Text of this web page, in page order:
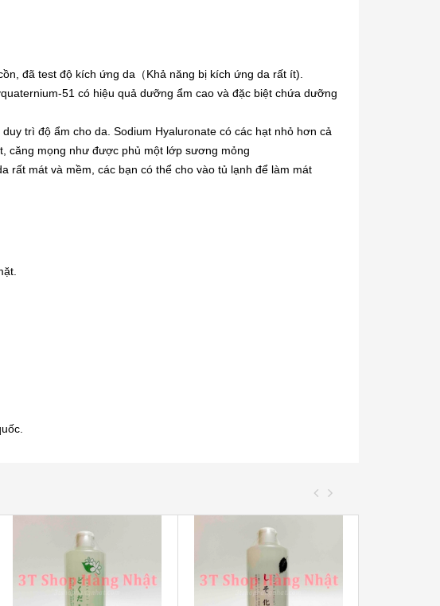
đã test độ kích ứng da（Khả năng bị kích ứng da rất ít).
51 có hiệu quả dưỡng ẩm cao và đặc biệt chứa dưỡng
trì độ ẩm cho da. Sodium Hyaluronate có các hạt nhỏ hơn cả
căng mọng như được phủ một lớp sương mỏng
rất mát và mềm, các bạn có thể cho vào tủ lạnh để làm mát